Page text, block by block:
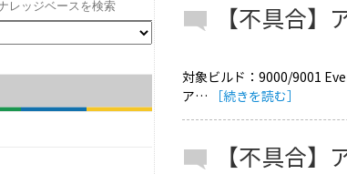
【不具合
対象ビルド：9000/9001
ア…
［続きを読む］
【不具合